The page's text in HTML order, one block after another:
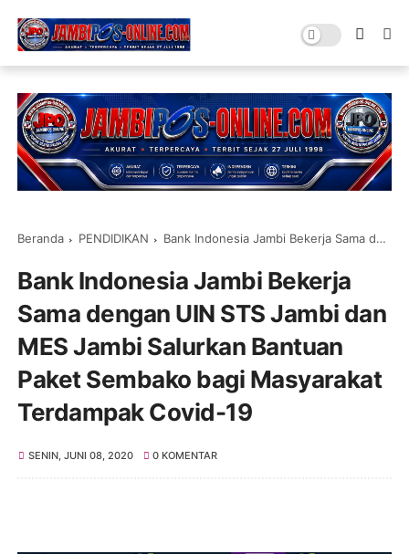
Beranda PENDIDIKAN Bank Indonesia Jambi Bekerja Sama dengan UIN STS Jambi dan MES Jambi Salurkan Bantuan Paket Sembako bagi Masyarakat Terdampak Covid-19
Bank Indonesia Jambi Bekerja
Sama dengan UIN STS Jambi dan
MES Jambi Salurkan Bantuan
Paket Sembako bagi Masyarakat
Terdampak Covid-19
SENIN, JUNI 08, 2020 0 KOMENTAR